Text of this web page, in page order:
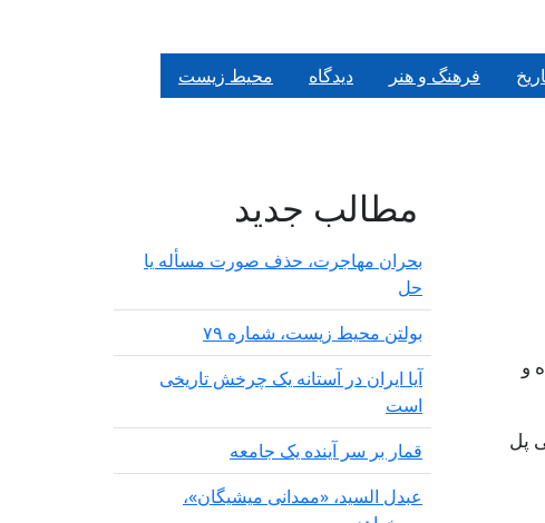
فرهنگ و هنر دیدگاه
محیط زیست
و
پل
مطالب جدید
بحران مهاجرت‌، حذف صورت مسأله یا
حل
بولتن محیط زیست، شماره ۷۹
آیا ایران در آستانه یک چرخش تاریخی
است
قمار بر سر آینده یک جامعه
عبدل السید، «ممدانی میشیگان»،